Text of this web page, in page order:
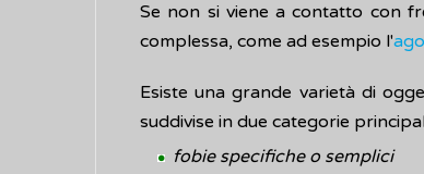
Se non si viene a contatto con
complessa, come ad esempio l'
Esiste una grande varietà di
suddivise in due categorie
fobie specifiche o semplici